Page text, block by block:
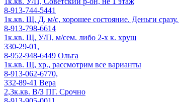
8-913-744-5441
1к.кв. Щ, Д, м/с, хорошее состояние. Деньги
8-913-798-6614
1к.кв. Щ, У/П, м/сем. либо 2-х к. хрущ
330-29-01,
8-952-948-6449 Ольга
1к.кв. Щ, хр., рассмотрим все варианты
8-913-062-6770,
332-89-41 Вера
2,3к.кв. В/З ПГ. Срочно